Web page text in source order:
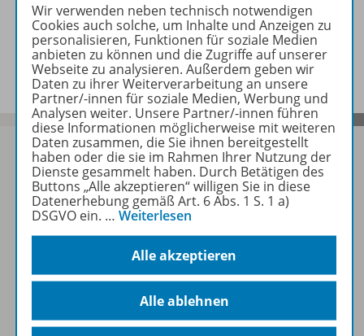
Informationen
Sofort profitieren
Zum Newsletter anmelden
Folgen Sie uns auf Social Media
Wir verwenden neben technisch notwendigen
Cookies auch solche, um Inhalte und Anzeigen zu
personalisieren, Funktionen für soziale Medien
anbieten zu können und die Zugriffe auf unserer
Webseite zu analysieren. Außerdem geben wir
Daten zu ihrer Weiterverarbeitung an unsere
Partner/-innen für soziale Medien, Werbung und
Analysen weiter. Unsere Partner/-innen führen
diese Informationen möglicherweise mit weiteren
Daten zusammen, die Sie ihnen bereitgestellt
haben oder die sie im Rahmen Ihrer Nutzung der
Dienste gesammelt haben. Durch Betätigen des
Buttons „Alle akzeptieren“ willigen Sie in diese
Datenerhebung gemäß Art. 6 Abs. 1 S. 1 a)
DSGVO ein. … Weiterlesen
Alle akzeptieren
Alle ablehnen